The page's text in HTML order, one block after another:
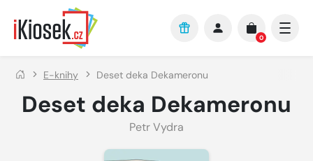
Přejít na hlavní obsah
0
E-knihy Deset deka Dekameronu
Deset deka Dekameronu
Petr Vydra